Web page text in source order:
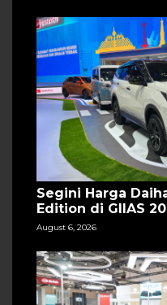
Segini Harga
Edition di GIIAS
August 6, 2026